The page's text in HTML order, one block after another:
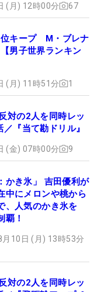
(月) 12時00分 67
キープ M・ブレナ
男子世界ランキン
(月) 11時51分 1
対の2人を同時レッ
『当て勘ドリル』
(金) 07時00分 9
かき氷」 吉田優利が
中にメロンや桃から
、人気のかき氷を
覇！
月10日 (月) 13時53分
対の2人を同時レッ